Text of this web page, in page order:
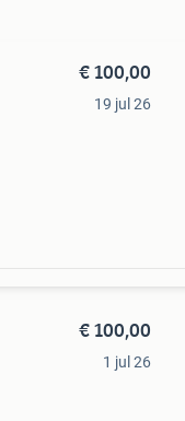
€ 100,00
19 jul 26
€ 100,00
1 jul 26